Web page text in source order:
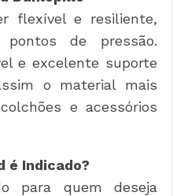
flexível e resiliente,
de pressão.
e excelente suporte
o material mais
e acessórios
é Indicado?
para quem deseja